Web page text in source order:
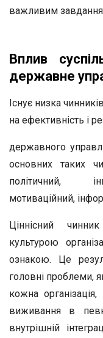
важливим
Вплив
державне
Існує низка
на ефективність і
державного
основних таких
політичний,
мотиваційний,
Ціннісний
культурою
ознакою. Це
головні проблеми,
кожна
виживання в
внутрішній